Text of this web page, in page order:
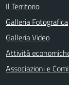
Il Territorio
Galleria Fotografica
Galleria Video
Attività
Associazioni e